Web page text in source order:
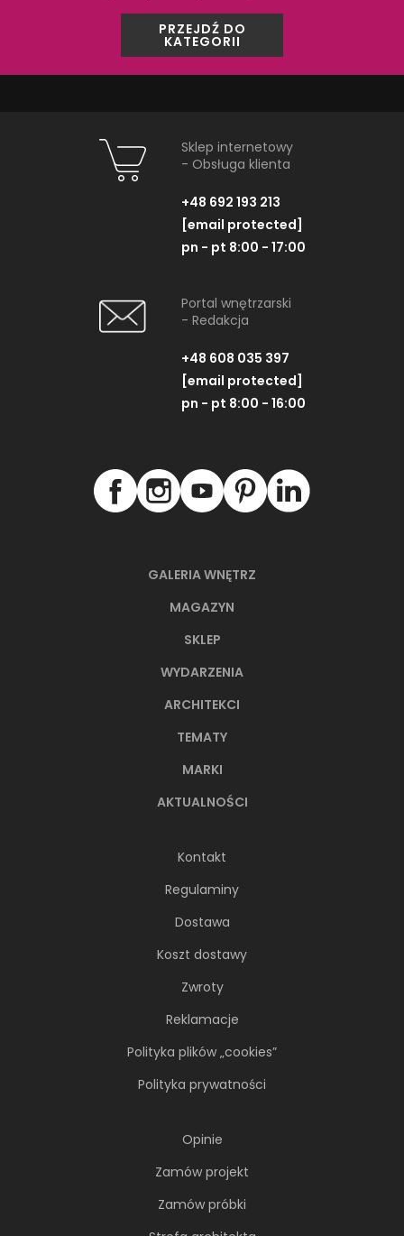
PRODUKTY Z KOLEKCJI
Border New OD660-075
Listwa, 2x45 cm
NAJNOWSZE ARTYKUŁY
66-metrowy apartament:
przystań dla nowoczesnej
lata kursowała między światowymi
metropoliami...
PRZEJDŹ DO
KATEGORII
GALERIA WNĘTRZ
MAGAZYN
SKLEP
WYDARZENIA
ARCHITEKCI
TEMATY
MARKI
AKTUALNOŚCI
Kontakt
Regulaminy
Dostawa
Koszt dostawy
Zwroty
Reklamacje
Polityka plików „cookies”
Polityka prywatności
Opinie
Zamów projekt
Zamów próbki
Sklep internetowy
- Obsługa klienta
+48 692 193 213
[email protected]
pn - pt 8:00 - 17:00
Portal wnętrzarski
- Redakcja
+48 608 035 397
[email protected]
pn - pt 8:00 - 16:00